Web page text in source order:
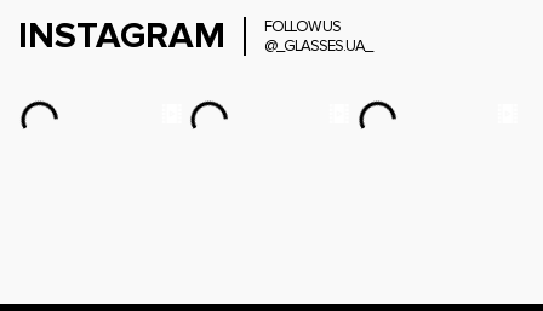
INSTAGRAM
FOLLOW US
@_GLASSES.UA_